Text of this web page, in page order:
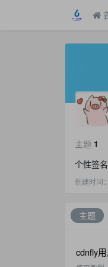
主题 1
个性签
创建时间：
主题
cdnfly